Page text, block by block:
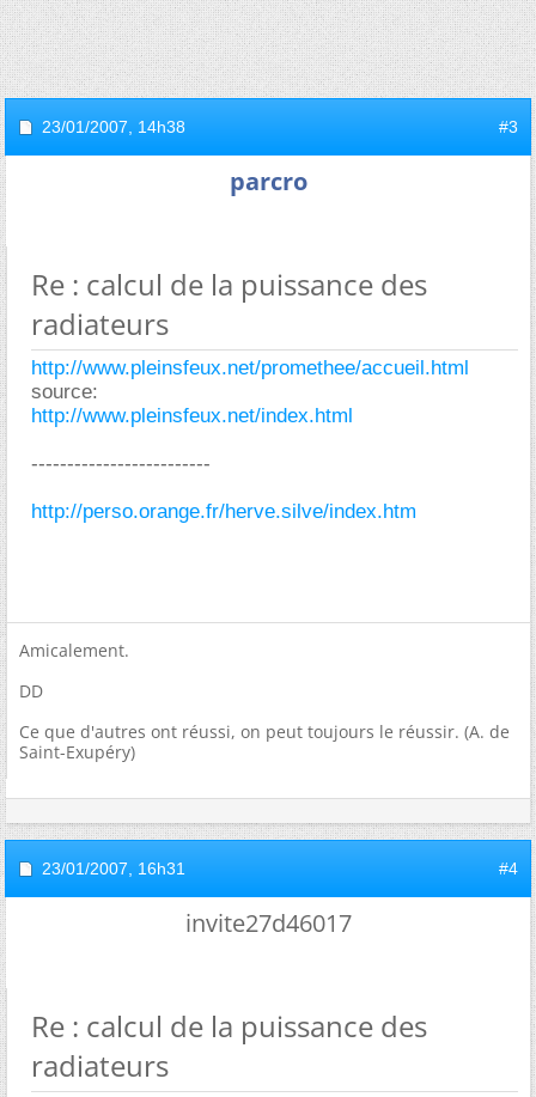
23/01/2007, 14h38 #3
parcro
Re : calcul de la puissance des
radiateurs
http://www.pleinsfeux.net/promethee/accueil.html
source:
http://www.pleinsfeux.net/index.html
-------------------------
http://perso.orange.fr/herve.silve/index.htm
Amicalement.
DD
Ce que d'autres ont réussi, on peut toujours le réussir. (A. de
Saint-Exupéry)
23/01/2007, 16h31 #4
invite27d46017
Re : calcul de la puissance des
radiateurs